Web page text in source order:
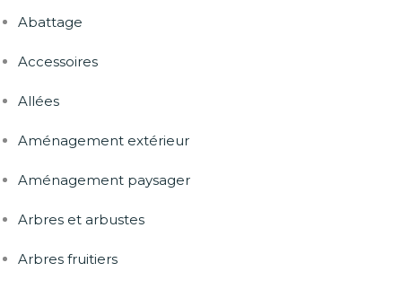
Abattage
Accessoires
Allées
Aménagement extérieur
Aménagement paysager
Arbres et arbustes
Arbres fruitiers